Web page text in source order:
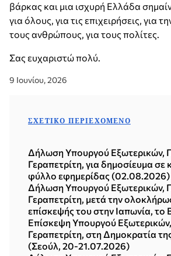
βάρκας και μια ισχυρή Ελλάδα
για όλους, για τις επιχειρήσεις, για
τους ανθρώπους, για τους πολίτες.
Σας ευχαριστώ πολύ.
9 Ιουνίου, 2026
ΣΧΕΤΙΚΌ ΠΕΡΙΕΧΌΜΕΝΟ
Δήλωση Υπουργού Εξωτερικών,
Γεραπετρίτη, για δημοσίευμα σε
φύλλο εφημερίδας (02.08.2026)
Δήλωση Υπουργού Εξωτερικών,
Γεραπετρίτη, μετά την
επίσκεψής του στην Ιαπωνία, το
Δημοκρατία της Κορέας (Σεούλ,
Επίσκεψη Υπουργού
Γεραπετρίτη, στη Δημοκρατία
(Σεούλ, 20-21.07.2026)